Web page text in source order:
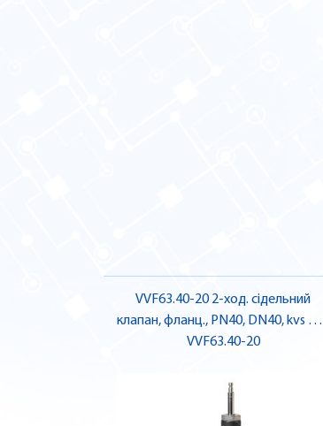
VVF63.40-20 2-ход. сідельний
клапан, фланц., PN40, DN40, kvs 20 |
SIEMENS
VVF63.40-20